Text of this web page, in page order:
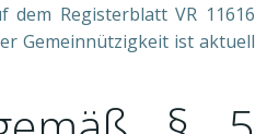
dem Registerblatt VR 11616
Gemeinnützigkeit ist aktuell